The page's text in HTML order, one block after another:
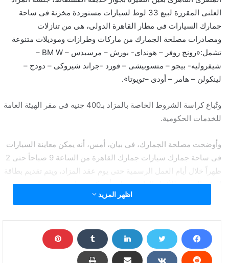
العلنى المقررة لبيع 33 لوط لسيارات مستوردة مخزنة فى ساحة
جمارك السيارات فى مطار القاهرة الدولى، هى من تنازلات
ومصادرات مصلحة الجمارك من ماركات وطرازات وموديلات متنوعة
تشمل:«رونج روفر – هونداى- بورش – مرسيدس – BM W –
شيفروليه- بيجو – متسوبيشى – فورد -جراند شيروكى – دودج –
لينكولن – هامر – أودى –تويوتا».
وتُباع كراسة الشروط الخاصة بالمزاد بـ400 جنيه فى مقر الهيئة العامة
للخدمات الحكومية.
وأوضحت مصلحة الجمارك، فى بيان، أمس، أنه يمكن معاينة السيارات
فى ساحة جمارك سيارات جمارك القاهرة من الساعة 9 صباحاً حتى 2
ظهراً خلال أيام العمل الرسمية حتى يوم عقد المزاد، ويتم تقديم بطاقة
الرقم القومى للأفراد العاديين على أن تكون سارية ويشترط تقديم
وتابعت المصلحة أن البيع سيتم طبقا للترتيب الوارد بكراسة الشروط
اظهر المزيد